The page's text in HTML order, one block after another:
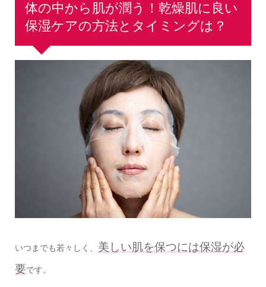
体の中から肌が潤う！乾燥肌に良い
保湿ケアの方法とタイミングは？
いつまでも若々しく、 美しい肌を保つには保湿が必
要です。